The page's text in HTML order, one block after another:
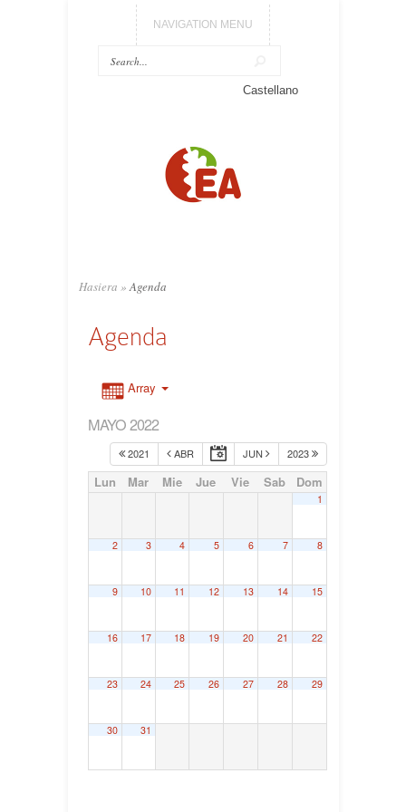
NAVIGATION MENU
Castellano
Hasiera » Agenda
Agenda
Array
MAYO 2022
2021 ABR JUN 2023
Lun Mar Mie Jue Vie Sab Dom
1
2 3 4 5 6 7 8
9 10 11 12 13 14 15
16 17 18 19 20 21 22
23 24 25 26 27 28 29
30 31